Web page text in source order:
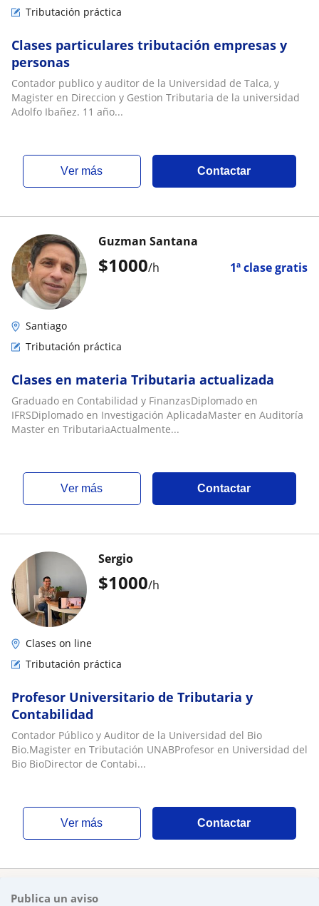
Tributación práctica
Clases particulares tributación empresas y
personas
Contador publico y auditor de la Universidad de Talca, y
Magister en Direccion y Gestion Tributaria de la universidad
Adolfo Ibañez. 11 año...
ver más Contactar
$1000/h 1ª clase gratis
Guzman Santana
Santiago
Tributación práctica
Clases en materia Tributaria actualizada
Graduado en Contabilidad y FinanzasDiplomado en
IFRSDiplomado en Investigación AplicadaMaster en Auditoría
Master en TributariaActualmente...
ver más Contactar
$1000/h
Sergio
Clases on line
Tributación práctica
Profesor Universitario de Tributaria y
Contabilidad
Contador Público y Auditor de la Universidad del Bio
Bio.Magister en Tributación UNABProfesor en Universidad del
Bio BioDirector de Contabi...
ver más Contactar
Publica un aviso